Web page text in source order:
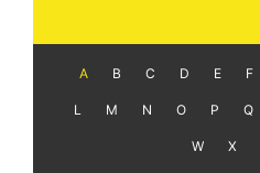
A B C D E F
L M N O P Q
W X